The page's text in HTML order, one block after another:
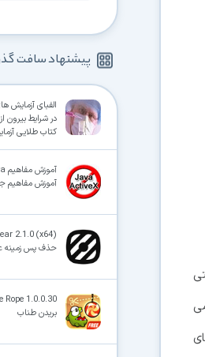
پیشنهاد سافت
الفبای آزمایش
در شرایط بیرون
کتاب طلایی
آموزش مفاهیم Java و Activex
آموزش مفاهیم
2.1.0 (x64)
حذف پس‌
Rope 1.0.0.30
بریدن طناب